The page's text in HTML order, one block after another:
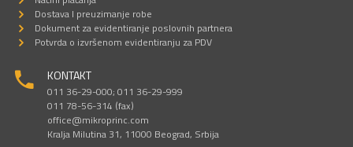
Dostava I preuzimanje robe
Dokument za evidentiranje poslovnih partnera
Potvrda o izvršenom evidentiranju za PDV
KONTAKT
011 36-29-000; 011 36-29-999
011 78-56-314 (fax)
office@mikroprinc.com
Kralja Milutina 31, 11000 Beograd, Srbija